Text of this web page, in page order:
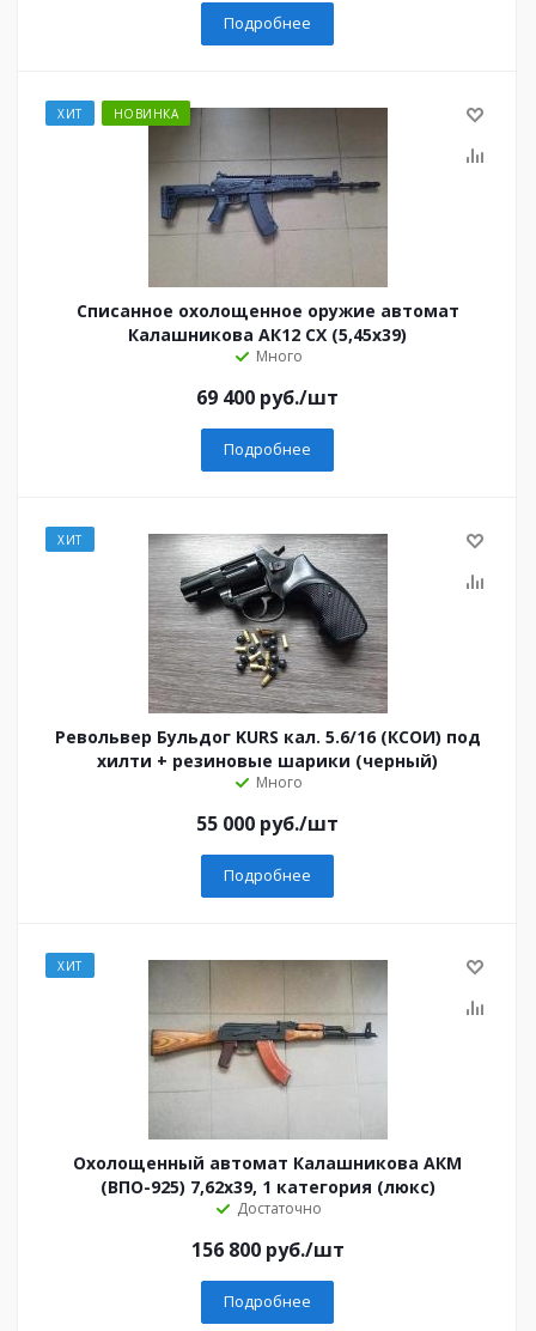
Подробнее
ХИТ НОВИНКА
Списанное охолощенное оружие автомат
Калашникова АК12 СХ (5,45х39)
Много
69 400 руб./шт
Подробнее
ХИТ
Револьвер Бульдог KURS кал. 5.6/16 (КСОИ) под
хилти + резиновые шарики (черный)
Много
55 000 руб./шт
Подробнее
ХИТ
Охолощенный автомат Калашникова АКМ
(ВПО-925) 7,62x39, 1 категория (люкс)
Достаточно
156 800руб./шт
Подробнее